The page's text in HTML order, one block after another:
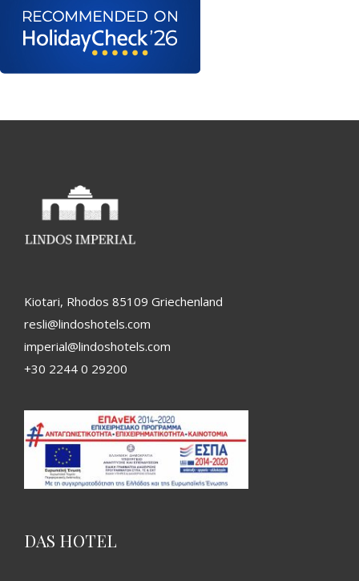
Kiotari, Rhodos 85109 Griechenland
resli@lindoshotels.com
imperial@lindoshotels.com
+30 2244 0 29200
DAS HOTEL